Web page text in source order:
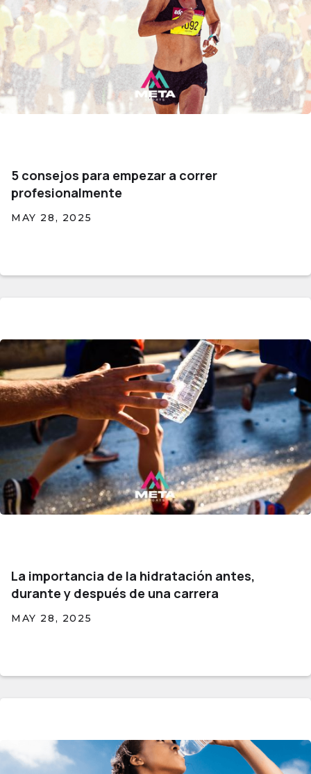
5 consejos para empezar a correr
profesionalmente
MAY 28, 2025
La importancia de la hidratación antes,
durante y después de una carrera
MAY 28, 2025